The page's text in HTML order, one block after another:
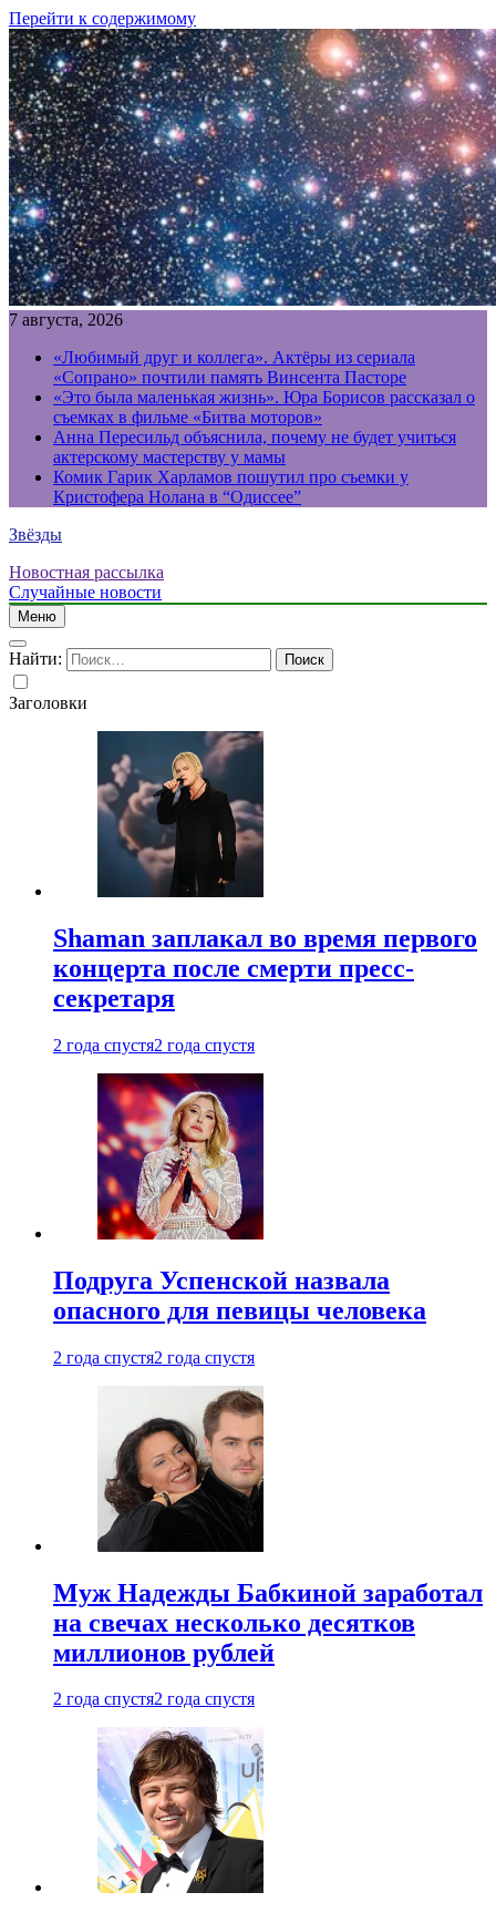
Перейти к содержимому
7 августа, 2026
«Любимый друг и коллега». Актёры из сериала
«Сопрано» почтили память Винсента Пасторе
«Это была маленькая жизнь». Юра Борисов рассказал о
съемках в фильме «Битва моторов»
Анна Пересильд объяснила, почему не будет учиться
актерскому мастерству у мамы
Комик Гарик Харламов пошутил про съемки у
Кристофера Нолана в “Одиссее”
Звёзды
Новостная рассылка
Случайные новости
Меню
Найти:
Заголовки
Shaman заплакал во время первого
концерта после смерти пресс-
секретаря
2 года спустя2 года спустя
Подруга Успенской назвала
опасного для певицы человека
2 года спустя2 года спустя
Муж Надежды Бабкиной заработал
на свечах несколько десятков
миллионов рублей
2 года спустя2 года спустя